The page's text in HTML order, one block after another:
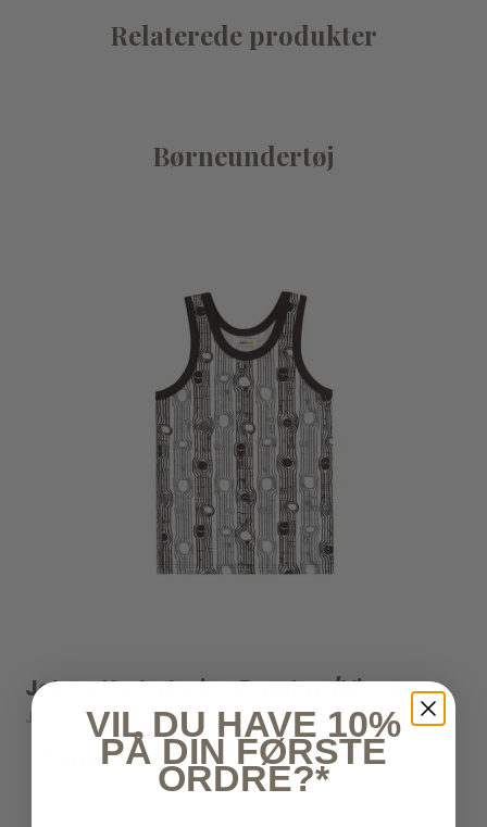
Relaterede produkter
Børneundertøj
Joha - Undertrøje - Bambus/Viscose
JOHA
79,00 kr
VIL DU HAVE 10%
PÅ DIN FØRSTE
ORDRE?*